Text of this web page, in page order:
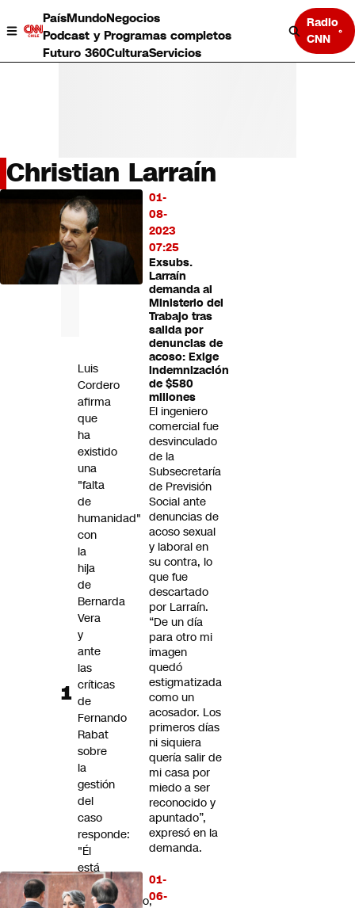
PaísMundoNegocios
Podcast y Programas completos
Futuro 360CulturaServicios
Radio
CNN
País
Negocios
Deportes
Programas completos
Cultura
Christian Larraín
01-
08-
2023
07:25
Exsubs.
Larraín
demanda al
Ministerio del
Trabajo tras
salida por
denuncias de
acoso: Exige
indemnización
de $580
millones
El ingeniero
comercial fue
desvinculado
de la
Subsecretaría
de Previsión
Social ante
denuncias de
acoso sexual
y laboral en
su contra, lo
que fue
descartado
por Larraín.
“De un día
para otro mi
imagen
quedó
estigmatizada
como un
acosador. Los
primeros días
ni siquiera
quería salir de
mi casa por
miedo a ser
reconocido y
apuntado”,
expresó en la
demanda.
01-
06-
LO
MÁS
LEÍDO
Luis
Cordero
afirma
que
ha
existido
una
"falta
de
humanidad"
con
la
hija
de
Bernarda
Vera
y
ante
las
críticas
de
Fernando
Rabat
sobre
la
gestión
del
caso
responde:
"Él
está
muy
desinformado,